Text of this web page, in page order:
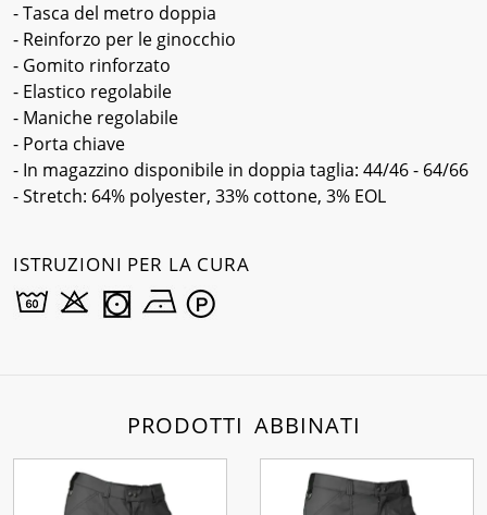
- Tasca del metro doppia
- Reinforzo per le ginocchio
- Gomito rinforzato
- Elastico regolabile
- Maniche regolabile
- Porta chiave
- In magazzino disponibile in doppia taglia: 44/46 - 64/66
- Stretch: 64% polyester, 33% cottone, 3% EOL
ISTRUZIONI PER LA CURA
PRODOTTI ABBINATI